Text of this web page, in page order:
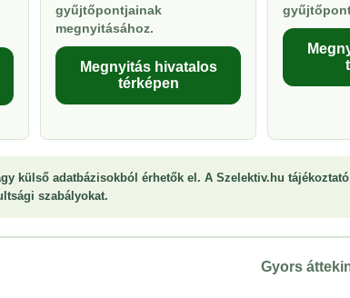
gyűjtőpontjainak
megnyitásához.
Megnyitás hivatalos
térképen
külső adatbázisokból érhetők el. A Szelektiv.hu
szabályokat.
Gyors